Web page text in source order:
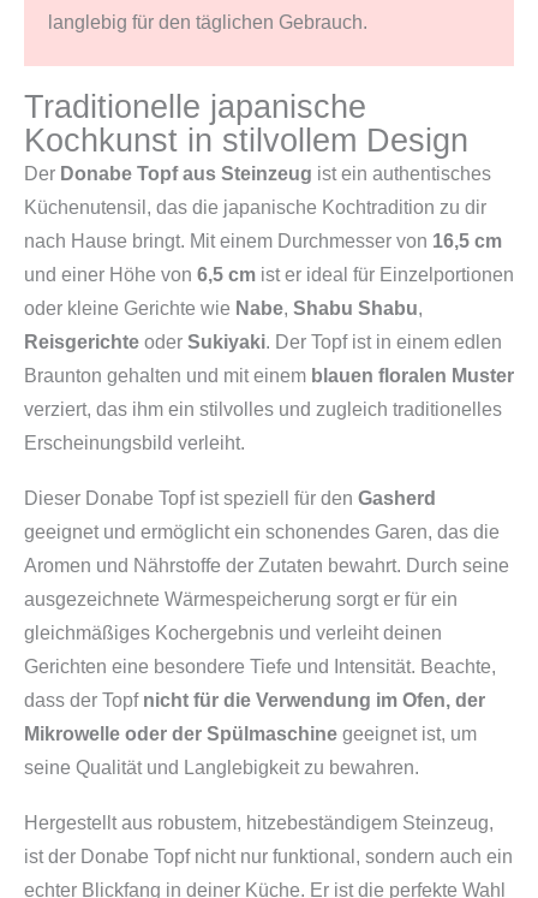
langlebig für den täglichen Gebrauch.
Traditionelle japanische
Kochkunst in stilvollem Design
Der Donabe Topf aus Steinzeug ist ein authentisches
Küchenutensil, das die japanische Kochtradition zu dir
nach Hause bringt. Mit einem Durchmesser von 16,5 cm
und einer Höhe von 6,5 cm ist er ideal für Einzelportionen
oder kleine Gerichte wie Nabe, Shabu Shabu,
Reisgerichte oder Sukiyaki. Der Topf ist in einem edlen
Braunton gehalten und mit einem blauen floralen Muster
verziert, das ihm ein stilvolles und zugleich traditionelles
Erscheinungsbild verleiht.
Dieser Donabe Topf ist speziell für den Gasherd
geeignet und ermöglicht ein schonendes Garen, das die
Aromen und Nährstoffe der Zutaten bewahrt. Durch seine
ausgezeichnete Wärmespeicherung sorgt er für ein
gleichmäßiges Kochergebnis und verleiht deinen
Gerichten eine besondere Tiefe und Intensität. Beachte,
dass der Topf nicht für die Verwendung im Ofen, der
Mikrowelle oder der Spülmaschine geeignet ist, um
seine Qualität und Langlebigkeit zu bewahren.
Hergestellt aus robustem, hitzebeständigem Steinzeug,
ist der Donabe Topf nicht nur funktional, sondern auch ein
echter Blickfang in deiner Küche. Er ist die perfekte Wahl